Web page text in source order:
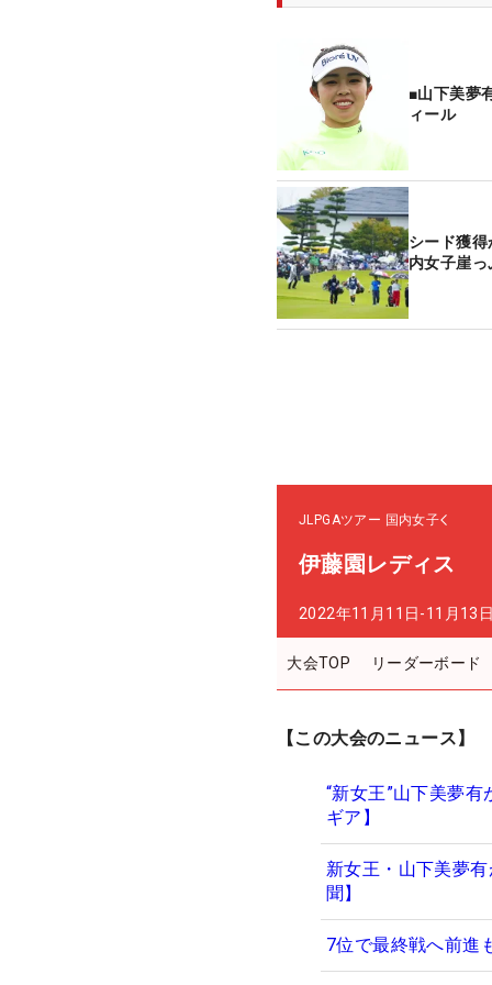
■山下美夢
ィール
シード獲
内女子崖
JLPGAツアー 国内女子
伊藤園レディス
2022年11月11日-11月13
大会TOP リーダーボード
【この大会のニュース】
“新女王”山下美夢
ギア】
新女王・山下美夢
聞】
7位で最終戦へ前進